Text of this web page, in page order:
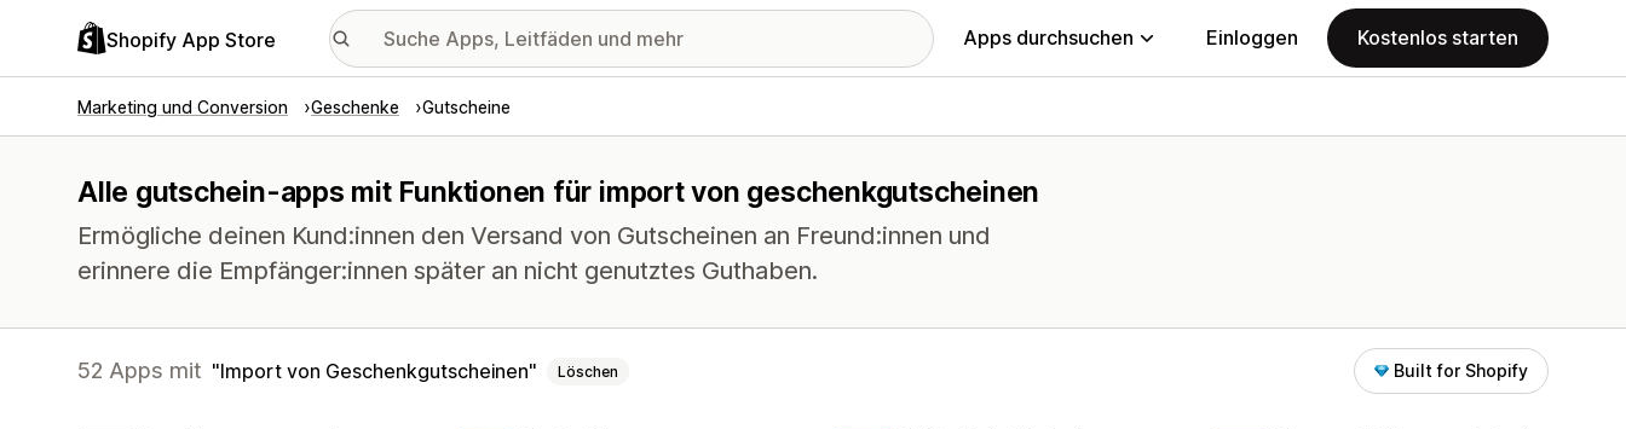
Shopify App Store Apps durchsuchen Einloggen Kostenlos starten
Marketing und Conversion Geschenke Gutscheine
Alle gutschein-apps mit Funktionen für import von geschenkgutscheinen
Ermögliche deinen Kund:innen den Versand von Gutscheinen an Freund:innen und
erinnere die Empfänger:innen später an nicht genutztes Guthaben.
52 Apps mit Import von Geschenkgutscheinen Löschen Built for Shopify